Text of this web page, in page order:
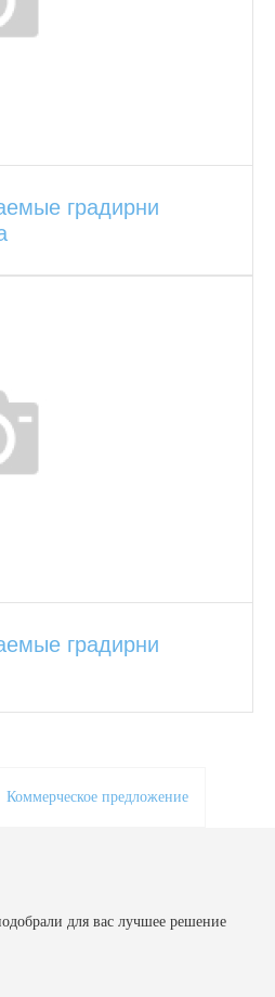
градирни
градирни
Коммерческое предложение
для вас лучшее решение